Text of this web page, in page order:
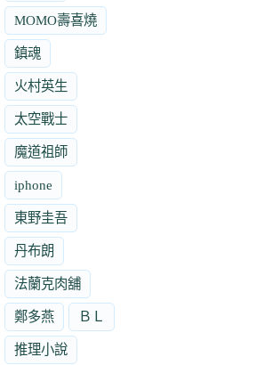
MOMO壽喜燒
鎮魂
火村英生
太空戰士
魔道祖師
iphone
東野圭吾
丹布朗
法蘭克肉舖
鄭多燕 ＢＬ
推理小說